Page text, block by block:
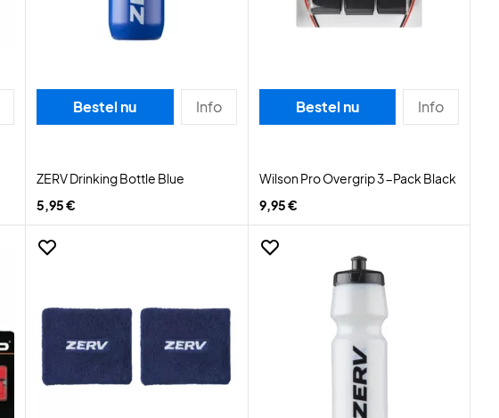
Bestel nu Info
ZERV Drinking Bottle Blue
5,95 €
Bestel nu Info
Wilson Pro Overgrip 3-Pack Black
9,95 €